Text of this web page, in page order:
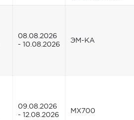
08.08.2026
- 10.08.2026
ЭМ-КА
09.08.2026
- 12.08.2026
MX700